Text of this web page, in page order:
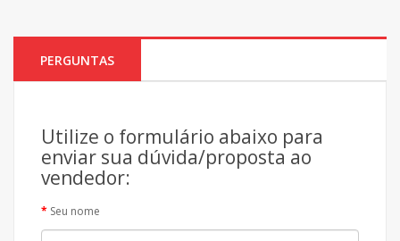
PERGUNTAS
Utilize o formulário abaixo para
enviar sua dúvida/proposta ao
vendedor:
Seu nome